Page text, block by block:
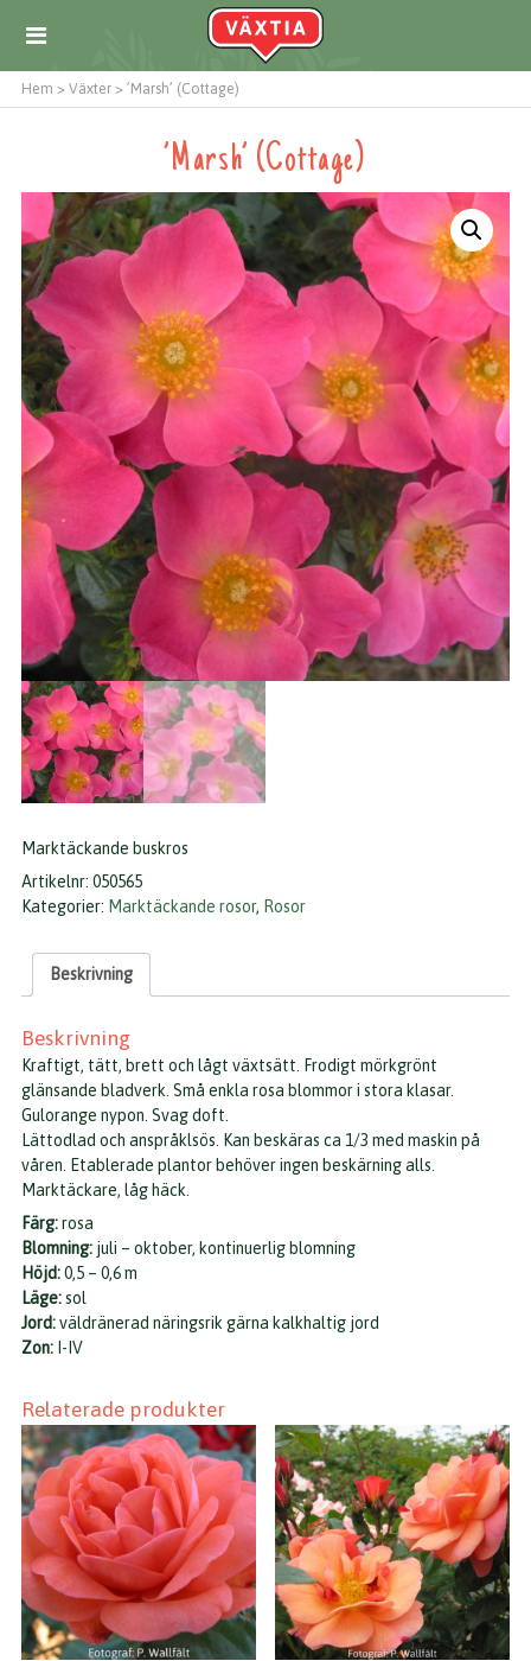
Hem > Växter > ’Marsh’ (Cottage)
’Marsh’ (Cottage)
Marktäckande buskros
Artikelnr: 050565
Kategorier: Marktäckande rosor, Rosor
Beskrivning
Beskrivning
Kraftigt, tätt, brett och lågt växtsätt. Frodigt mörkgrönt
glänsande bladverk. Små enkla rosa blommor i stora klasar.
Gulorange nypon. Svag doft.
Lättodlad och anspråklsös. Kan beskäras ca 1/3 med maskin på
våren. Etablerade plantor behöver ingen beskärning alls.
Marktäckare, låg häck.
Färg:rosa
Blomning: juli – oktober, kontinuerlig blomning
Höjd:0,5 – 0,6 m
Läge:sol
Jord:väldränerad näringsrik gärna kalkhaltig jord
Zon: I-IV
Relaterade produkter